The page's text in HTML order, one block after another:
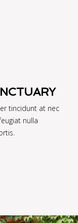
tincidunt at nec
nulla